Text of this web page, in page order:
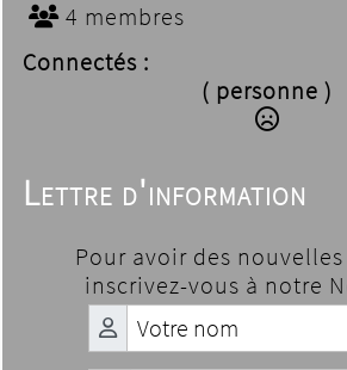
4 membres
Connectés :
( personne )
Lettre d'information
Pour avoir des
inscrivez-vous à notre